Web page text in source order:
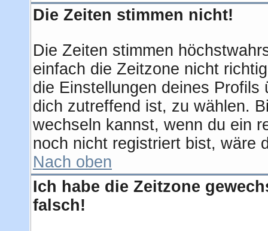
Die Zeiten stimmen nicht!
Die Zeiten stimmen
einfach die Zeitzone nicht
die Einstellungen deines
dich zutreffend ist, zu wählen.
wechseln kannst, wenn du ein
noch nicht registriert bist, wäre
Nach oben
Ich habe die Zeitzone
falsch!